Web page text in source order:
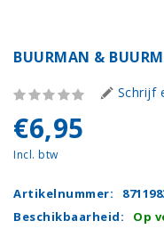
BUURMAN &
Schrijf
€6,95
Incl. btw
Artikelnummer:
Beschikbaarheid:
Op